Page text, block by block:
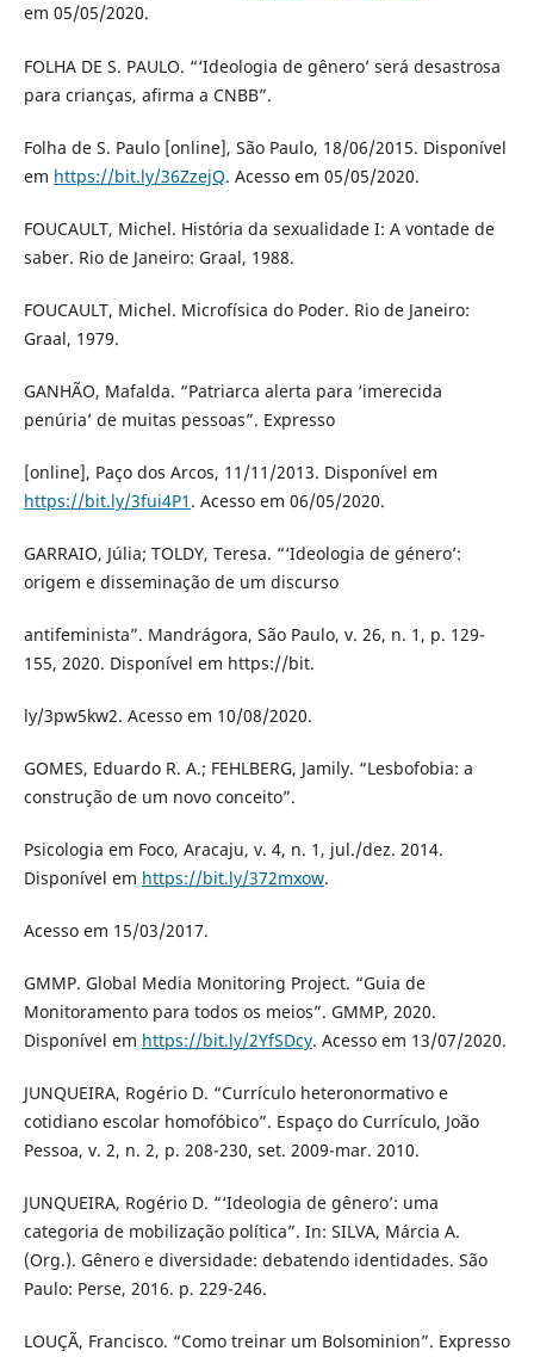
em 05/05/2020.
FOLHA DE S. PAULO. “‘Ideologia de gênero’ será desastrosa
para crianças, afirma a CNBB”.
Folha de S. Paulo [online], São Paulo, 18/06/2015. Disponível
em https://bit.ly/36ZzejQ. Acesso em 05/05/2020.
FOUCAULT, Michel. História da sexualidade I: A vontade de
saber. Rio de Janeiro: Graal, 1988.
FOUCAULT, Michel. Microfísica do Poder. Rio de Janeiro:
Graal, 1979.
GANHÃO, Mafalda. “Patriarca alerta para ‘imerecida
penúria’ de muitas pessoas”. Expresso
[online], Paço dos Arcos, 11/11/2013. Disponível em
https://bit.ly/3fui4P1 . Acesso em 06/05/2020.
GARRAIO, Júlia; TOLDY, Teresa. “‘Ideologia de género’:
origem e disseminação de um discurso
antifeminista”. Mandrágora, São Paulo, v. 26, n. 1, p. 129-
155, 2020. Disponível em https://bit.
ly/3pw5kw2. Acesso em 10/08/2020.
GOMES, Eduardo R. A.; FEHLBERG, Jamily. “Lesbofobia: a
construção de um novo conceito”.
Psicologia em Foco, Aracaju, v. 4, n. 1, jul./dez. 2014.
Disponível em https://bit.ly/372mxow.
Acesso em 15/03/2017.
GMMP. Global Media Monitoring Project. “Guia de
Monitoramento para todos os meios”. GMMP, 2020.
Disponível em https://bit.ly/2YfSDcy. Acesso em 13/07/2020.
JUNQUEIRA, Rogério D. “Currículo heteronormativo e
cotidiano escolar homofóbico”. Espaço do Currículo, João
Pessoa, v. 2, n. 2, p. 208-230, set. 2009-mar. 2010.
JUNQUEIRA, Rogério D. “‘Ideologia de gênero’: uma
categoria de mobilização política”. In: SILVA, Márcia A.
(Org.). Gênero e diversidade: debatendo identidades. São
Paulo: Perse, 2016. p. 229-246.
LOUÇÃ, Francisco. “Como treinar um Bolsominion”. Expresso